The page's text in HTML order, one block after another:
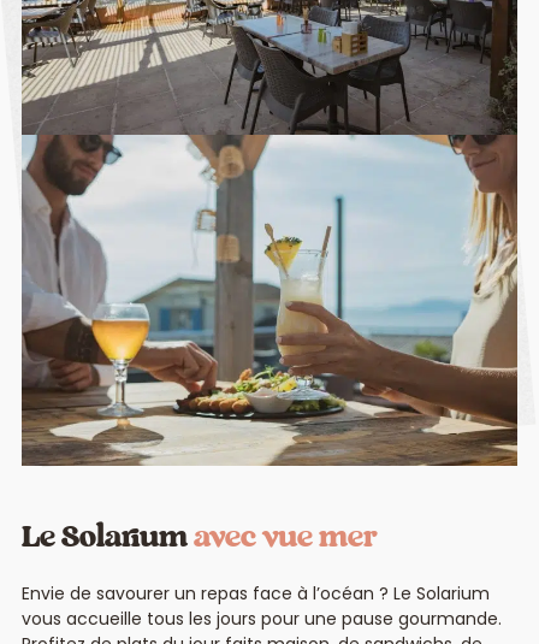
Le Solarium avec vue mer
Envie de savourer un repas face à l’océan ? Le Solarium
vous accueille tous les jours pour une pause gourmande.